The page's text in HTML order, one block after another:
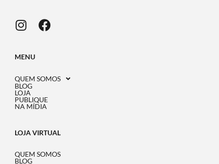
MENU
QUEM SOMOS
BLOG
LOJA
PUBLIQUE
NA MÍDIA
LOJA VIRTUAL
QUEM SOMOS
BLOG